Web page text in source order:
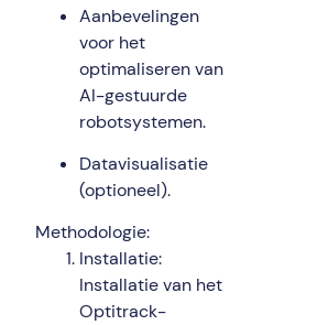
Aanbevelingen
voor het
optimaliseren van
AI-gestuurde
robotsystemen.
Datavisualisatie
(optioneel).
Methodologie:
Installatie:
Installatie van het
Optitrack-